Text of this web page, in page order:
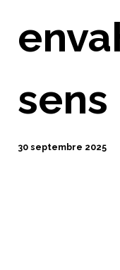
sens
30 septembre 2025